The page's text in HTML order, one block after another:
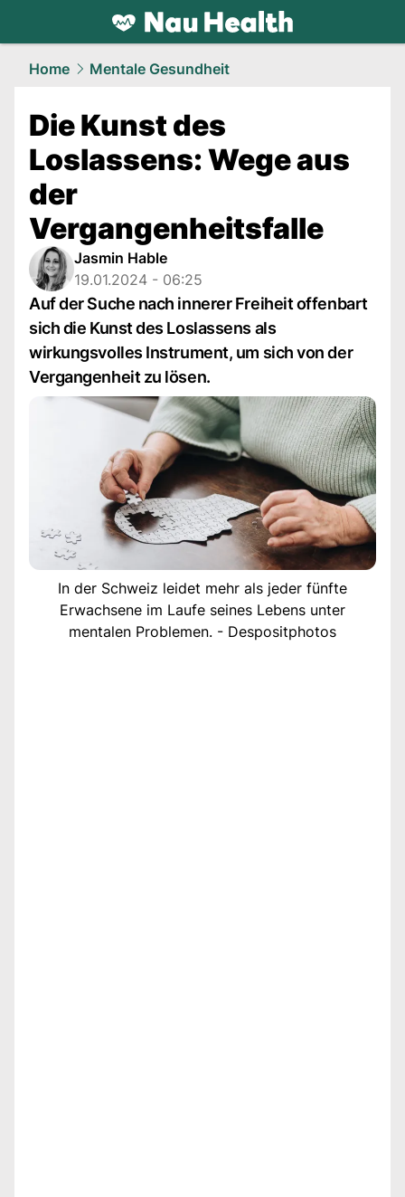
health.NAU.ch
Home Mentale Gesundheit
Die Kunst des
Loslassens: Wege aus
der
Vergangenheitsfalle
Jasmin Hable
19.01.2024 - 06:25
Auf der Suche nach innerer Freiheit offenbart
sich die Kunst des Loslassens als
wirkungsvolles Instrument, um sich von der
Vergangenheit zu lösen.
In der Schweiz leidet mehr als jeder fünfte
Erwachsene im Laufe seines Lebens unter
mentalen Problemen. - Despositphotos